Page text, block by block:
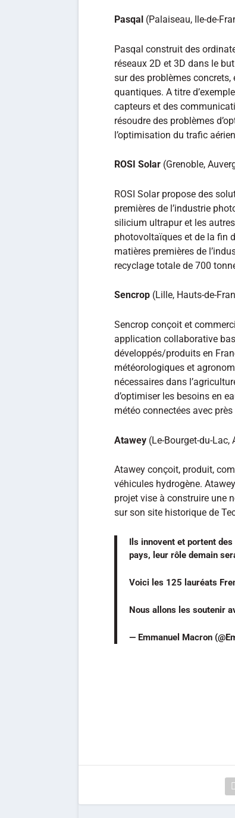
Pasqal (Palaiseau, Ile-de-
Pasqal construit des
réseaux 2D et 3D dans le
sur des problèmes
quantiques. A titre
capteurs et des
résoudre des problèmes
l’optimisation du trafic
ROSI Solar (Grenoble,
ROSI Solar propose des
premières de l’industrie
silicium ultrapur et les
photovoltaïques et de la fin
matières premières de
recyclage totale de 700
Sencrop (Lille, Hauts-de-
Sencrop conçoit et
application collaborative
développés/produits en
météorologiques et
nécessaires dans
d’optimiser les besoins en
météo connectées avec
Atawey (Le-Bourget-du-Lac,
Atawey conçoit, produit,
véhicules hydrogène.
projet vise à construire une
sur son site historique de
Ils innovent et portent
pays, leur rôle demain
Voici les 125 lauréats
Nous allons les soutenir
— Emmanuel Macron